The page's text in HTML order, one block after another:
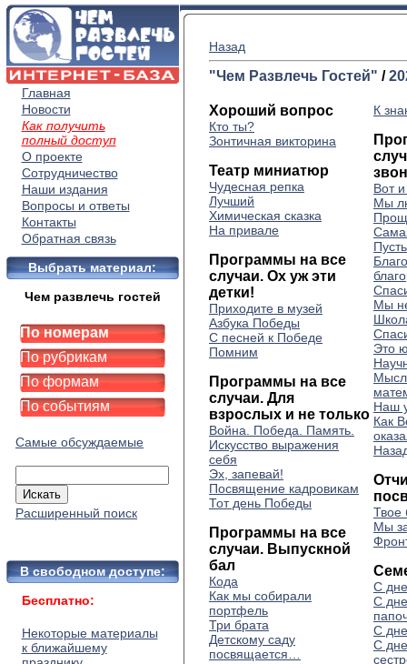
Главная
Новости
Как получить
полный доступ
О проекте
Сотрудничество
Наши издания
Вопросы и ответы
Контакты
Обратная связь
Выбрать материал:
Чем развлечь гостей
По номерам
По рубрикам
По формам
По событиям
Самые обсуждаемые
Расширенный поиск
В свободном доступе:
Бесплатно:
Некоторые материалы
к ближайшему
Назад
"Чем Развлечь Гостей" /
Хороший вопрос
Кто ты?
Зонтичная викторина
Театр миниатюр
Чудесная репка
Лучший
Химическая сказка
На привале
Программы на все
случаи. Ох уж эти
детки!
Приходите в музей
Азбука Победы
С песней к Победе
Помним
Программы на все
случаи. Для
взрослых и не только
Война. Победа. Память.
Искусство выражения
себя
Эх, запевай!
Посвящение кадровикам
Тот день Победы
Программы на все
случаи. Выпускной
бал
Кода
Как мы собирали
портфель
Три брата
Детскому саду
посвящается…
К
Вот
Мы
Мы
Это
Наш
Как
Твое
Мы
С
С
С
С